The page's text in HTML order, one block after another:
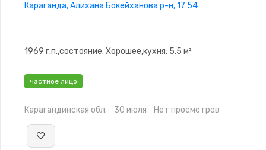
Караганда, Алихана Бокейханова р-н, 17 54
1969 г.п.,состояние: Хорошее,кухня: 5.5 м²
частное лицо
Карагандинская обл. 30 июля Нет просмотров